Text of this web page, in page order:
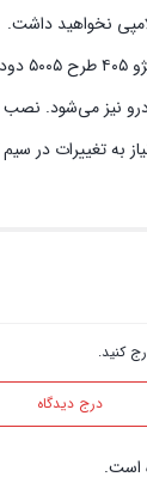
نخواهید داشت.
خرید
به تغییرات در
کنید.
درج دیدگاه
است.